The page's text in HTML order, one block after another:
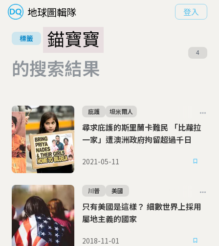
地球圖輯隊 登入
標籤
錨寶寶
的搜索結果
4
尋求庇護的斯里蘭卡難民 「比蘿拉
一家」遭澳洲政府拘留超過千日
庇護 坦米爾人
2021-05-11
只有美國是這樣？ 細數世界上採用
屬地主義的國家
川普 美國
2018-11-01